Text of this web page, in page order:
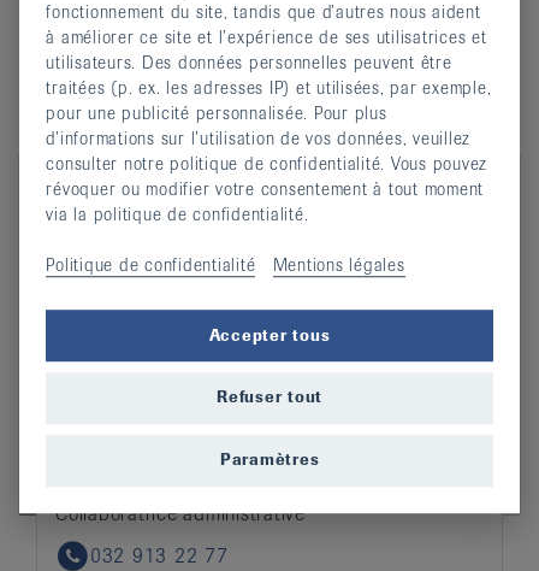
EmailEcrire un e-mail
Collaboratrice administrative
Phone032 913 22 77
fonctionnement du site, tandis que d’autres nous aident
à améliorer ce site et l’expérience de ses utilisatrices et
utilisateurs. Des données personnelles peuvent être
traitées (p. ex. les adresses IP) et utilisées, par exemple,
pour une publicité personnalisée. Pour plus
d’informations sur l’utilisation de vos données, veuillez
consulter notre politique de confidentialité. Vous pouvez
révoquer ou modifier votre consentement à tout moment
via la politique de confidentialité.
Politique de confidentialité Mentions légales
Accepter tous
Refuser tout
Paramètres